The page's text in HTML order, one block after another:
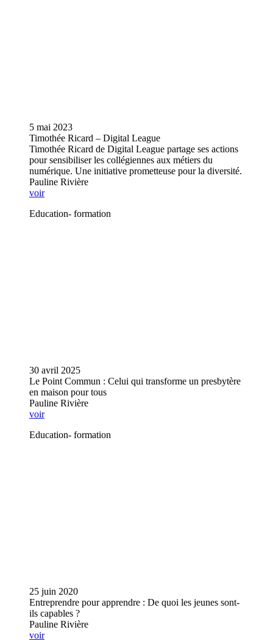
5 mai 2023
Timothée Ricard – Digital League
Timothée Ricard de Digital League partage ses actions
pour sensibiliser les collégiennes aux métiers du
numérique. Une initiative prometteuse pour la diversité.
Pauline Rivière
voir
Education- formation
30 avril 2025
Le Point Commun : Celui qui transforme un presbytère
en maison pour tous
Pauline Rivière
voir
Education- formation
25 juin 2020
Entreprendre pour apprendre : De quoi les jeunes sont-
ils capables ?
Pauline Rivière
voir